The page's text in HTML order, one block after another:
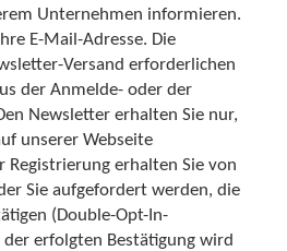
Unternehmen informieren.
E-Mail-Adresse. Die
Versand erforderlichen
der Anmelde- oder der
Newsletter erhalten Sie nur,
unserer Webseite
Registrierung erhalten Sie von
Sie aufgefordert werden, die
(Double-Opt-In-
der erfolgten Bestätigung wird